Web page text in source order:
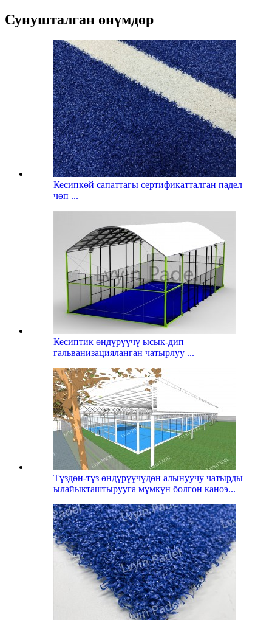
Сунушталган өнүмдөр
Кесипкөй сапаттагы сертификатталган падел
чөп ...
Кесиптик өндүрүүчү ысык-дип
гальванизацияланган чатырлуу ...
Түздөн-түз өндүрүүчүдөн алынуучу чатырды
ылайыкташтырууга мүмкүн болгон каноэ...